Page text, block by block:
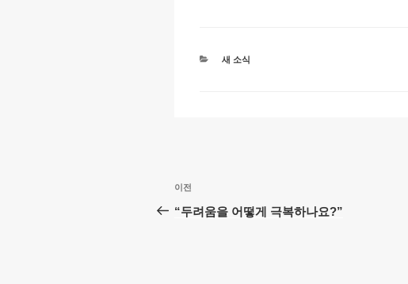
카
새 소식
글
탐
이
전
이전
“두려움을 어떻게 극복하나요?”